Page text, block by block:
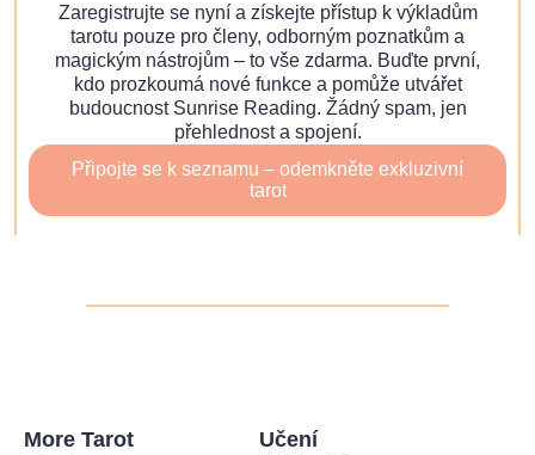
Zaregistrujte se nyní a získejte přístup k výkladům
tarotu pouze pro členy, odborným poznatkům a
magickým nástrojům – to vše zdarma. Buďte první,
kdo prozkoumá nové funkce a pomůže utvářet
budoucnost Sunrise Reading. Žádný spam, jen
přehlednost a spojení.
Připojte se k seznamu – odemkněte exkluzivní
tarot
More Tarot Učení